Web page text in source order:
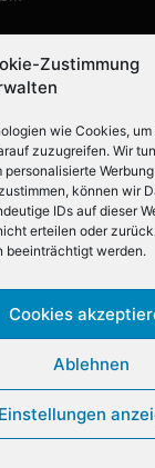
Zustimmung
wie Cookies,
zuzugreifen. Wir
können wir
IDs auf dieser
erteilen oder
beeinträchtigt werden.
Cookies
Ablehnen
Einstellungen
weltweit
York